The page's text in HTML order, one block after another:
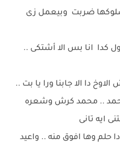
ضربت وبيعمل زى
كدا انا بس الا أشتكى ..
دا الا جابنا ورا يا بت ..
محمد .. محمد كرش وشعره
ايه تانى
حلم وها افوق منه .. واعيد